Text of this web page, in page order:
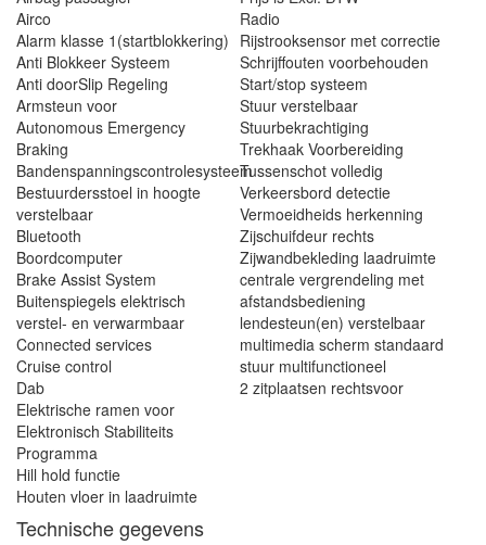
Airco
Alarm klasse 1(startblokkering)
Anti Blokkeer Systeem
Anti doorSlip Regeling
Armsteun voor
Autonomous Emergency
Braking
Bandenspanningscontrolesysteem
Bestuurdersstoel in hoogte
verstelbaar
Bluetooth
Boordcomputer
Brake Assist System
Buitenspiegels elektrisch
verstel- en verwarmbaar
Connected services
Cruise control
Dab
Elektrische ramen voor
Elektronisch Stabiliteits
Programma
Hill hold functie
Houten vloer in laadruimte
Radio
Rijstrooksensor met correctie
Schrijffouten voorbehouden
Start/stop systeem
Stuur verstelbaar
Stuurbekrachtiging
Trekhaak Voorbereiding
Tussenschot volledig
Verkeersbord detectie
Vermoeidheids herkenning
Zijschuifdeur rechts
Zijwandbekleding laadruimte
centrale vergrendeling met
afstandsbediening
lendesteun(en) verstelbaar
multimedia scherm standaard
stuur multifunctioneel
2 zitplaatsen rechtsvoor
Technische gegevens